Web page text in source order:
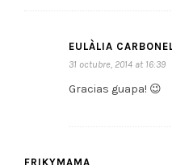
EULÀLIA
31 octubre, 2014 at 16:39
Gracias guapa! 😉
FRIKYMAMA